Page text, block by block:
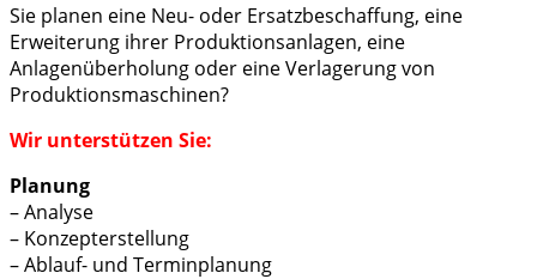
Sie planen eine Neu- oder Ersatzbeschaffung, eine
Erweiterung ihrer Produktionsanlagen, eine
Anlagenüberholung oder eine Verlagerung von
Produktionsmaschinen?
Wir unterstützen Sie:
Planung
– Analyse
– Konzepterstellung
– Ablauf- und Terminplanung